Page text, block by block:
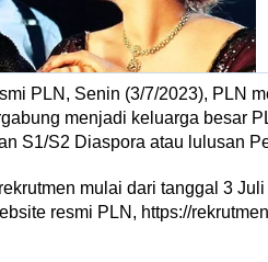
PLN, Senin (3/7/2023), PLN
menjadi keluarga besar
S1/S2 Diaspora atau lulusan
mulai dari tanggal 3
resmi PLN, https://